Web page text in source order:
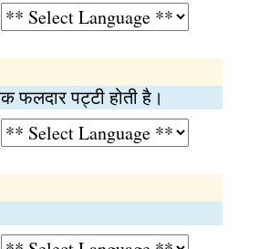
फलदार पट्टी होती है।